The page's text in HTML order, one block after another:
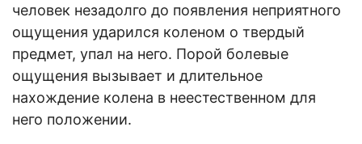
человек незадолго до появления неприятного
ощущения ударился коленом о твердый
предмет, упал на него. Порой болевые
ощущения вызывает и длительное
нахождение колена в неестественном для
него положении.